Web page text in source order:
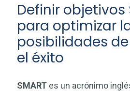
Definir objetivos
para optimizar
posibilidades
el éxito
SMART es un acrónimo